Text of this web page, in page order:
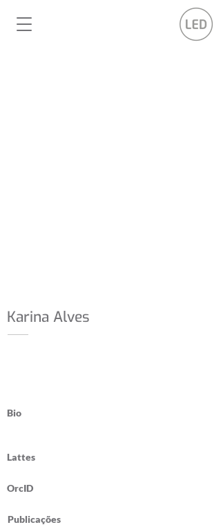
Karina Alves
Bio
Lattes
OrcID
Publicações